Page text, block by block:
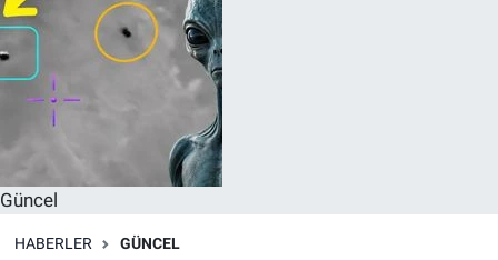
Güncel
HABERLER GÜNCEL